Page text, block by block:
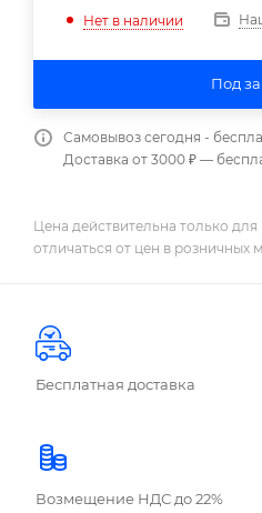
Нет в наличии
Под
Самовывоз сегодня -
Доставка от 3000 ₽ —
Цена действительна только
отличаться от цен в розничных
Бесплатная доставка
Возмещение НДС до 22%